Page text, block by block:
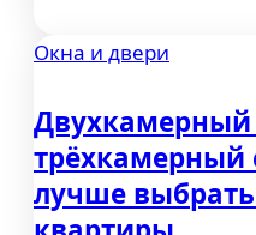
Окна и двери
трёхкамерный
лучше